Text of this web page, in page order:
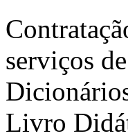
serviços
Livro